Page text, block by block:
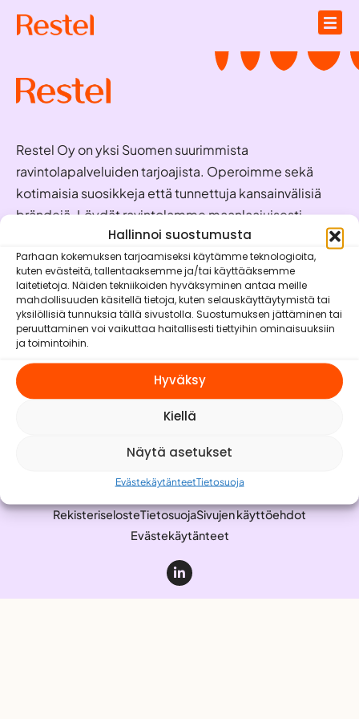
Hallinnoi suostumusta
Parhaan kokemuksen tarjoamiseksi käytämme teknologioita,
kuten evästeitä, tallentaaksemme ja/tai käyttääksemme
laitetietoja. Näiden tekniikoiden hyväksyminen antaa meille
mahdollisuuden käsitellä tietoja, kuten selauskäyttäytymistä tai
yksilöllisiä tunnuksia tällä sivustolla. Suostumuksen jättäminen tai
peruuttaminen voi vaikuttaa haitallisesti tiettyihin ominaisuuksiin
ja toimintoihin.
Hyväksy
Kiellä
Näytä asetukset
EvästekäytänteetTietosuoja
Restel Oy on yksi Suomen suurimmista
ravintolapalveluiden tarjoajista. Operoimme sekä
kotimaisia suosikkeja että tunnettuja kansainvälisiä
brändejä. Löydät ravintolamme maanlaajuisesti
valmiina palvelemaan juuri sinua!
Oivaraportit
Brändit
Vastuullisuus
Meistä
RekisteriselosteTietosuojaSivujen käyttöehdot
Evästekäytänteet